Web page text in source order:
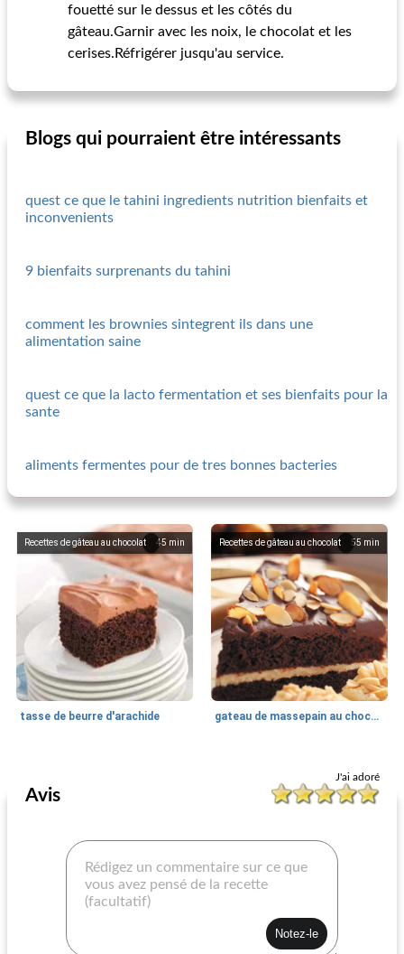
fouetté sur le dessus et les côtés du
gâteau.Garnir avec les noix, le chocolat et les
cerises.Réfrigérer jusqu'au service.
Blogs qui pourraient être intéressants
quest ce que le tahini ingredients nutrition bienfaits et
inconvenients
9 bienfaits surprenants du tahini
comment les brownies sintegrent ils dans une
alimentation saine
quest ce que la lacto fermentation et ses bienfaits pour la
sante
aliments fermentes pour de tres bonnes bacteries
45 min
Recettes de gâteau au chocolat
tasse de beurre d'arachide
55 min
Recettes de gâteau au chocolat
gateau de massepain au chocolat
cerise chocolat cerise gâteau
J'ai adoré
Avis